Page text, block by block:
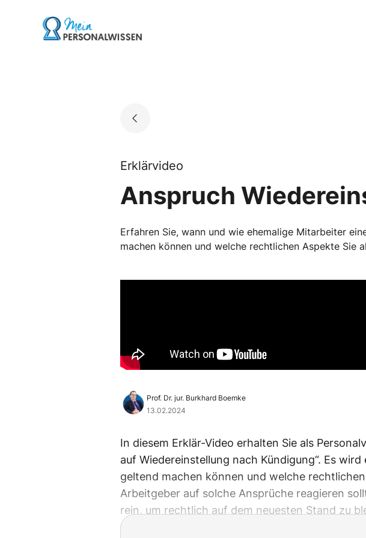
Go to landing page.
Erklärvideo
Anspruch
Erfahren Sie, wann und wie ehemalige Mitarbeiter
machen können und welche rechtlichen Aspekte Sie
Prof. Dr. jur. Burkhard Boemke
13.02.2024
In diesem Erklär-Video erhalten Sie als
auf Wiedereinstellung nach Kündigung“. Es
geltend machen können und welche
Arbeitgeber auf solche Ansprüche reagieren
rein, um rechtlich auf dem neuesten Stand zu